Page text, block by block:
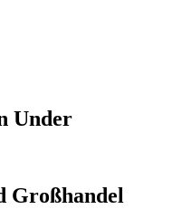
Under
Großhandel